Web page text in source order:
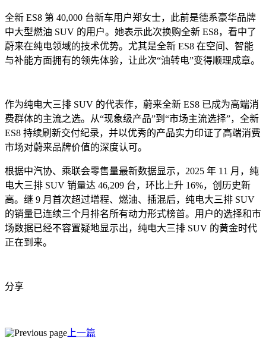
全新 ES8 第 40,000 台新车用户郑女士，此前是德系豪华品牌
中大型燃油 SUV 的用户。她表示此次换购全新 ES8，看中了
蔚来在纯电领域的技术优势。尤其是全新 ES8 在空间、智能
与补能方面拥有的领先体验，让此次“油转电”变得顺理成章。
作为纯电大三排 SUV 的代表作，蔚来全新 ES8 已成为高端消
费群体的主流之选。从“现象级产品”到“市场主流选择”，全新
ES8 持续刷新交付纪录，并以优秀的产品实力印证了高端消费
市场对蔚来品牌价值的深度认可。
根据中汽协、乘联会零售量最新数据显示，2025 年 11 月，纯
电大三排 SUV 销量达 46,209 台，环比上升 16%，创历史新
高。继 9 月首次超过增程、燃油、插混后，纯电大三排 SUV
的销量已连续三个月排名所有动力形式榜首。用户的选择和市
场数据已经不容置疑地显示出，纯电大三排 SUV 的黄金时代
正在到来。
分享
上一篇